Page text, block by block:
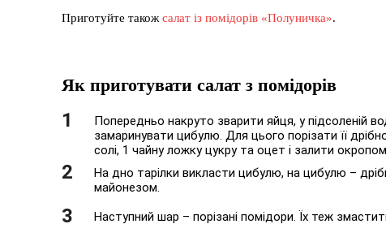
Приготуйте такожсалат із помідорів «Полуничка».
Як приготувати салат з помідорів
Попередньо накруто зварити яйця, у підсоленій
замаринувати цибулю. Для цього порізати її
солі, 1 чайну ложку цукру та оцет і залити
На дно тарілки викласти цибулю, на цибулю –
майонезом.
Наступний шар – порізані помідори. Їх теж